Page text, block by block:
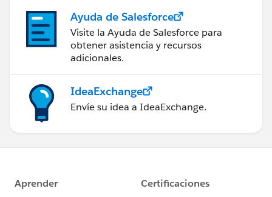
Ayuda de Salesforce
Visite la Ayuda de Salesforce para
obtener asistencia y recursos
adicionales.
IdeaExchange
Envíe su idea a IdeaExchange.